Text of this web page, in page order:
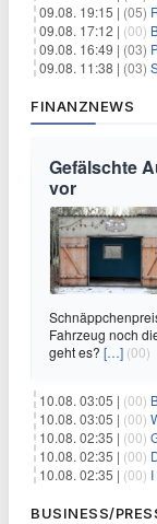
09.08. 19:15 | (05)
09.08. 17:12 | (00)
09.08. 16:49 | (03)
09.08. 11:38 | (03)
FINANZNEWS
Gefälschte
vor
Fahrzeug noch
geht es? […] (00)
10.08. 03:05 | (00)
10.08. 03:05 | (00)
10.08. 02:35 | (00)
10.08. 02:35 | (00)
10.08. 02:35 | (00) I
BUSINESS/